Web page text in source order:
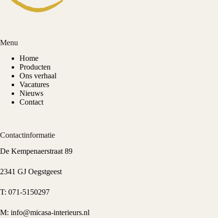
Menu
Home
Producten
Ons verhaal
Vacatures
Nieuws
Contact
Contactinformatie
De Kempenaerstraat 89
2341 GJ Oegstgeest
T: 071-5150297
M: info@micasa-interieurs.nl